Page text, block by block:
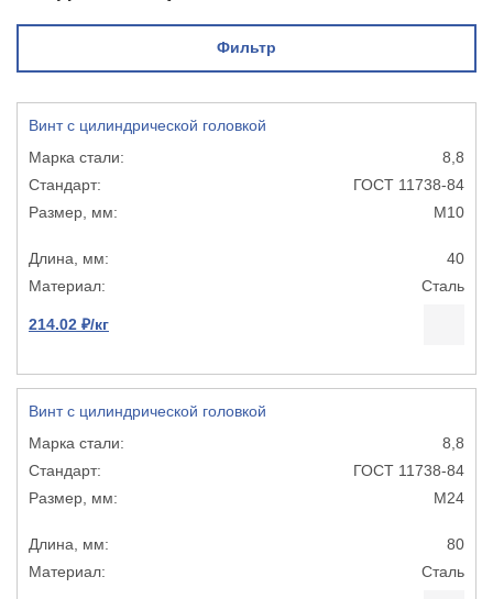
Фильтр
Винт с цилиндрической головкой
8,8
ГОСТ 11738-84
М10
40
Сталь
214.02 ₽/кг
Винт с цилиндрической головкой
8,8
ГОСТ 11738-84
М24
80
Сталь